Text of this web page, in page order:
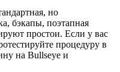
но
бэкапы, поэтапная
простои. Если у вас
процедуру в
на Bullseye и